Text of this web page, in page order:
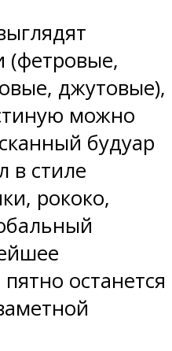
(фетровые,
джутовые),
можно
будуар
в стиле
рококо,
останется